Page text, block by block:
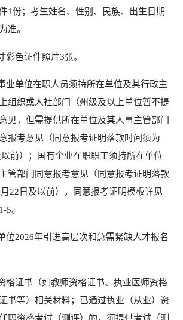
1份；考生姓名、性别、民族、出生日期
准。
彩色证件照片3张。
业单位在职人员须持所在单位及其行政主
组织或人社部门（州级及以上单位暂不提
见，但需提供所在单位及其人事主管部门
报考意见（同意报考证明落款时间须为
前）；国有企业在职职工须持所在单位
管部门同意报考意见（同意报考证明落款
22日及以前），同意报考证明模板详见
5。
位2026年引进高层次和急需紧缺人才报名
格证书（如教师资格证书、执业医师资格
书等）相关材料；已通过执业（从业）资